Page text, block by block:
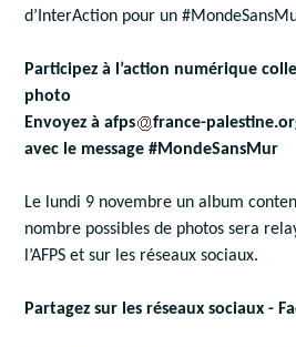
d’InterAction pour un
Participez à l’action numérique
photo
Envoyez à afps
france-
avec le message #MondeSansMur
Le lundi 9 novembre un album
nombre possibles de photos sera
l’AFPS et sur les réseaux sociaux.
Partagez sur les réseaux sociaux -